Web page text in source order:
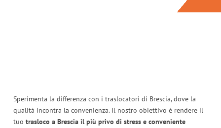
Sperimenta la differenza con i traslocatori di Brescia, dove la
qualità incontra la convenienza. Il nostro obiettivo è rendere il
tuo trasloco a Brescia il più privo di stress e conveniente